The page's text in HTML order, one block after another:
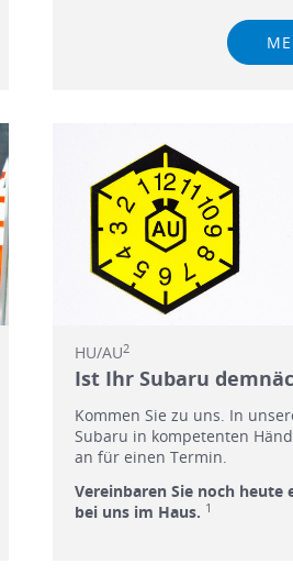
HU/AU2
Ist Ihr Subaru
Kommen Sie zu uns. In
Subaru in kompetenten
an für einen Termin.
Vereinbaren Sie noch heute
bei uns im Haus. 1